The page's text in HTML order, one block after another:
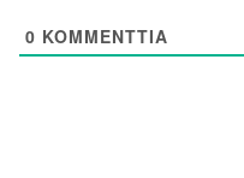
0 KOMMENTTIA